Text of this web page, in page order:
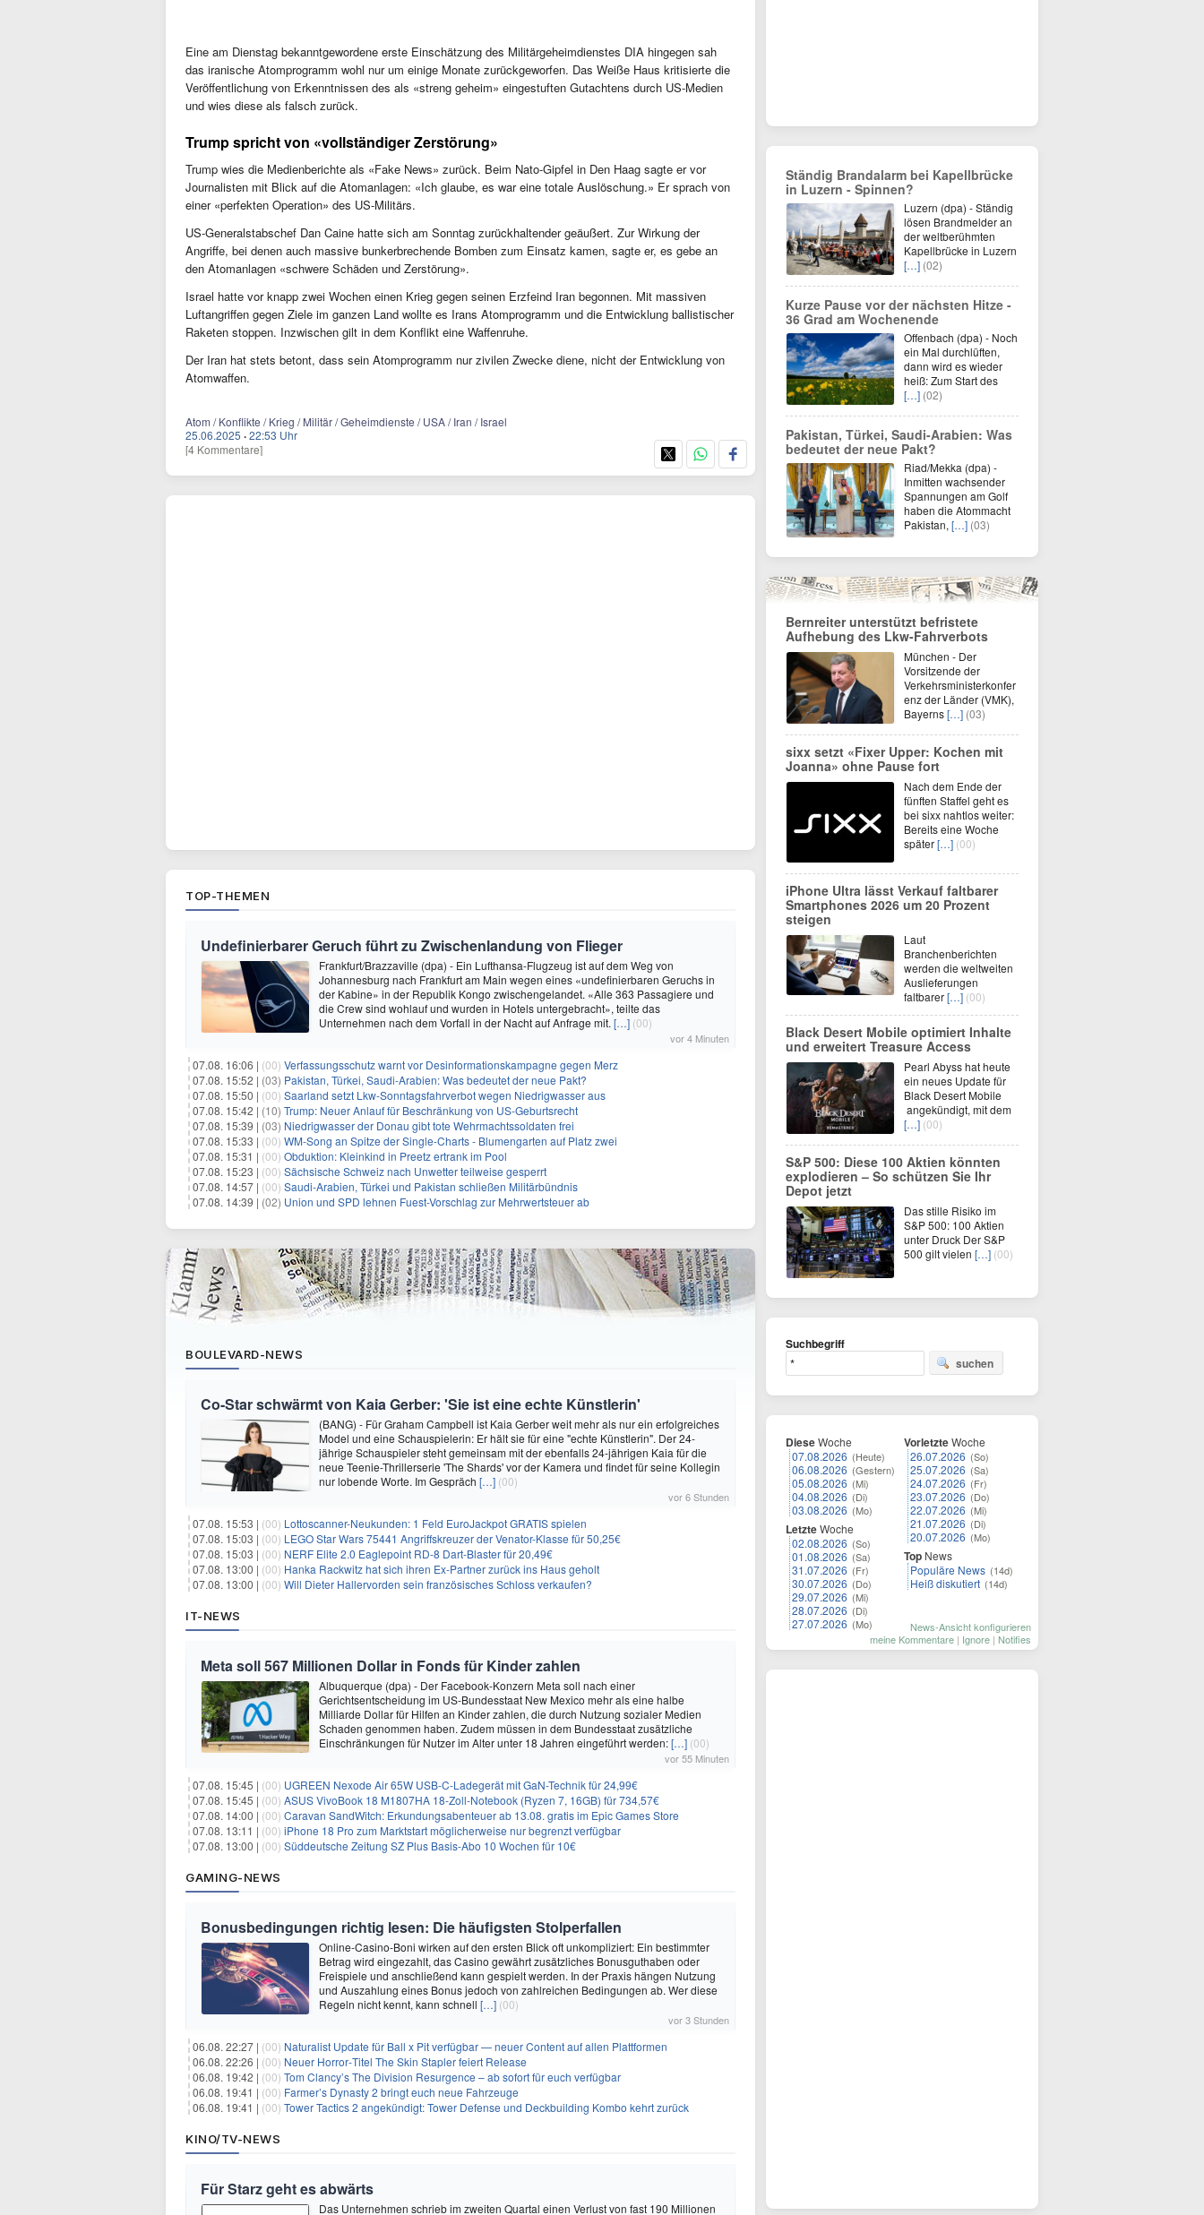
Eine am Dienstag bekanntgewordene erste Einschätzung des Militärgeheimdienstes DIA hingegen sah
das iranische Atomprogramm wohl nur um einige Monate zurückgeworfen. Das Weiße Haus kritisierte die
Veröffentlichung von Erkenntnissen des als «streng geheim» eingestuften Gutachtens durch US-Medien
und wies diese als falsch zurück.
Trump spricht von «vollständiger Zerstörung»
Trump wies die Medienberichte als «Fake News» zurück. Beim Nato-Gipfel in Den Haag sagte er vor
Journalisten mit Blick auf die Atomanlagen: «Ich glaube, es war eine totale Auslöschung.» Er sprach von
einer «perfekten Operation» des US-Militärs.
US-Generalstabschef Dan Caine hatte sich am Sonntag zurückhaltender geäußert. Zur Wirkung der
Angriffe, bei denen auch massive bunkerbrechende Bomben zum Einsatz kamen, sagte er, es gebe an
den Atomanlagen «schwere Schäden und Zerstörung».
Israel hatte vor knapp zwei Wochen einen Krieg gegen seinen Erzfeind Iran begonnen. Mit massiven
Luftangriffen gegen Ziele im ganzen Land wollte es Irans Atomprogramm und die Entwicklung ballistischer
Raketen stoppen. Inzwischen gilt in dem Konflikt eine Waffenruhe.
Der Iran hat stets betont, dass sein Atomprogramm nur zivilen Zwecke diene, nicht der Entwicklung von
Atomwaffen.
Atom / Konflikte / Krieg / Militär / Geheimdienste / USA / Iran / Israel
25.06.2025 ·22:53 Uhr
[4 Kommentare]
TOP-THEMEN
Undefinierbarer Geruch führt zu Zwischenlandung von Flieger
Frankfurt/Brazzaville (dpa) - Ein Lufthansa-Flugzeug ist auf dem Weg von
Johannesburg nach Frankfurt am Main wegen eines «undefinierbaren Geruchs in
der Kabine» in der Republik Kongo zwischengelandet. «Alle 363 Passagiere und
die Crew sind wohlauf und wurden in Hotels untergebracht», teilte das
Unternehmen nach dem Vorfall in der Nacht auf Anfrage mit. […] (00)
vor 4 Minuten
07.08. 16:06 | (00) Verfassungsschutz warnt vor Desinformationskampagne gegen Merz
07.08. 15:52 | (03) Pakistan, Türkei, Saudi-Arabien: Was bedeutet der neue Pakt?
07.08. 15:50 | (00) Saarland setzt Lkw-Sonntagsfahrverbot wegen Niedrigwasser aus
07.08. 15:42 | (10) Trump: Neuer Anlauf für Beschränkung von US-Geburtsrecht
07.08. 15:39 | (03) Niedrigwasser der Donau gibt tote Wehrmachtssoldaten frei
07.08. 15:33 | (00) WM-Song an Spitze der Single-Charts - Blumengarten auf Platz zwei
07.08. 15:31 | (00) Obduktion: Kleinkind in Preetz ertrank im Pool
07.08. 15:23 | (00) Sächsische Schweiz nach Unwetter teilweise gesperrt
07.08. 14:57 | (00) Saudi-Arabien, Türkei und Pakistan schließen Militärbündnis
07.08. 14:39 | (02) Union und SPD lehnen Fuest-Vorschlag zur Mehrwertsteuer ab
BOULEVARD-NEWS
Co-Star schwärmt von Kaia Gerber: 'Sie ist eine echte Künstlerin'
(BANG) - Für Graham Campbell ist Kaia Gerber weit mehr als nur ein erfolgreiches
Model und eine Schauspielerin: Er hält sie für eine "echte Künstlerin". Der 24-
jährige Schauspieler steht gemeinsam mit der ebenfalls 24-jährigen Kaia für die
neue Teenie-Thrillerserie 'The Shards' vor der Kamera und findet für seine Kollegin
nur lobende Worte. Im Gespräch […] (00)
vor 6 Stunden
07.08. 15:53 | (00) Lottoscanner-Neukunden: 1 Feld EuroJackpot GRATIS spielen
07.08. 15:03 | (00) LEGO Star Wars 75441 Angriffskreuzer der Venator-Klasse für 50,25€
07.08. 15:03 | (00) NERF Elite 2.0 Eaglepoint RD-8 Dart-Blaster für 20,49€
07.08. 13:00 | (00) Hanka Rackwitz hat sich ihren Ex-Partner zurück ins Haus geholt
07.08. 13:00 | (00) Will Dieter Hallervorden sein französisches Schloss verkaufen?
IT-NEWS
Meta soll 567 Millionen Dollar in Fonds für Kinder zahlen
Albuquerque (dpa) - Der Facebook-Konzern Meta soll nach einer
Gerichtsentscheidung im US-Bundesstaat New Mexico mehr als eine halbe
Milliarde Dollar für Hilfen an Kinder zahlen, die durch Nutzung sozialer Medien
Schaden genommen haben. Zudem müssen in dem Bundesstaat zusätzliche
Einschränkungen für Nutzer im Alter unter 18 Jahren eingeführt werden:[…] (00)
vor 55 Minuten
07.08. 15:45 | (00) UGREEN Nexode Air 65W USB-C-Ladegerät mit GaN-Technik für 24,99€
07.08. 15:45 | (00) ASUS VivoBook 18 M1807HA 18-Zoll-Notebook (Ryzen 7, 16GB) für 734,57€
07.08. 14:00 | (00) Caravan SandWitch: Erkundungsabenteuer ab 13.08. gratis im Epic Games Store
07.08. 13:11 | (00) iPhone 18 Pro zum Marktstart möglicherweise nur begrenzt verfügbar
07.08. 13:00 | (00) Süddeutsche Zeitung SZ Plus Basis-Abo 10 Wochen für 10€
GAMING-NEWS
Bonusbedingungen richtig lesen: Die häufigsten Stolperfallen
Online-Casino-Boni wirken auf den ersten Blick oft unkompliziert: Ein bestimmter
Betrag wird eingezahlt, das Casino gewährt zusätzliches Bonusguthaben oder
Freispiele und anschließend kann gespielt werden. In der Praxis hängen Nutzung
und Auszahlung eines Bonus jedoch von zahlreichen Bedingungen ab. Wer diese
Regeln nicht kennt, kann schnell […] (00)
vor 3 Stunden
06.08. 22:27 | (00) Naturalist Update für Ball x Pit verfügbar — neuer Content auf allen Plattformen
06.08. 22:26 | (00) Neuer Horror‑Titel The Skin Stapler feiert Release
06.08. 19:42 | (00) Tom Clancy’s The Division Resurgence – ab sofort für euch verfügbar
06.08. 19:41 | (00) Farmer’s Dynasty 2 bringt euch neue Fahrzeuge
06.08. 19:41 | (00) Tower Tactics 2 angekündigt: Tower Defense und Deckbuilding Kombo kehrt zurück
KINO/TV-NEWS
Für Starz geht es abwärts
Das Unternehmen schrieb im zweiten Quartal einen Verlust von fast 190 Millionen
Ständig Brandalarm bei Kapellbrücke
in Luzern - Spinnen?
Luzern (dpa) - Ständig
lösen Brandmelder an
der weltberühmten
Kapellbrücke in Luzern
[…] (02)
Kurze Pause vor der nächsten Hitze -
36 Grad am Wochenende
Offenbach (dpa) - Noch
ein Mal durchlüften,
dann wird es wieder
heiß: Zum Start des
[…] (02)
Pakistan, Türkei, Saudi-Arabien: Was
bedeutet der neue Pakt?
Riad/Mekka (dpa) -
Inmitten wachsender
Spannungen am Golf
haben die Atommacht
Pakistan, […] (03)
Bernreiter unterstützt befristete
Aufhebung des Lkw-Fahrverbots
München - Der
Vorsitzende der
Verkehrsministerkonfer
enz der Länder (VMK),
Bayerns[…] (03)
sixx setzt «Fixer Upper: Kochen mit
Joanna» ohne Pause fort
Nach dem Ende der
fünften Staffel geht es
bei sixx nahtlos weiter:
Bereits eine Woche
später[…] (00)
iPhone Ultra lässt Verkauf faltbarer
Smartphones 2026 um 20 Prozent
steigen
Laut
Branchenberichten
werden die weltweiten
Auslieferungen
faltbarer[…] (00)
Black Desert Mobile optimiert Inhalte
und erweitert Treasure Access
Pearl Abyss hat heute
ein neues Update für
Black Desert Mobile
angekündigt, mit dem
[…] (00)
S&P 500: Diese 100 Aktien könnten
explodieren – So schützen Sie Ihr
Depot jetzt
Das stille Risiko im
S&P 500: 100 Aktien
unter Druck Der S&P
500 gilt vielen […] (00)
Suchbegriff
suchen
DieseWoche
07.08.2026 (Heute)
06.08.2026 (Gestern)
05.08.2026 (Mi)
04.08.2026 (Di)
03.08.2026 (Mo)
LetzteWoche
02.08.2026 (So)
01.08.2026 (Sa)
31.07.2026 (Fr)
30.07.2026 (Do)
29.07.2026 (Mi)
28.07.2026 (Di)
27.07.2026 (Mo)
VorletzteWoche
26.07.2026 (So)
25.07.2026 (Sa)
24.07.2026 (Fr)
23.07.2026 (Do)
22.07.2026 (Mi)
21.07.2026 (Di)
20.07.2026 (Mo)
Top News
Populäre News (14d)
Heiß diskutiert (14d)
News-Ansicht konfigurieren
meine Kommentare | Ignore | Notifies